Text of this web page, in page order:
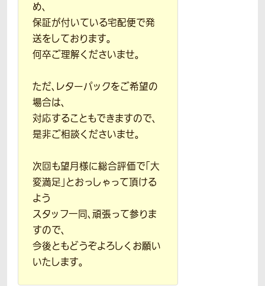
め、
保証が付いている宅配便で発
送をしております。
何卒ご理解くださいませ。
ただ、レターパックをご希望の
場合は、
対応することもできますので、
是非ご相談くださいませ。
次回も望月様に総合評価で「大
変満足」とおっしゃって頂ける
よう
スタッフ一同、頑張って参りま
すので、
今後ともどうぞよろしくお願い
いたします。